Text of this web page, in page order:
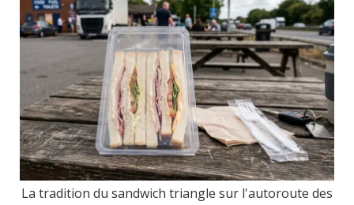
La tradition du sandwich triangle sur l'autoroute des